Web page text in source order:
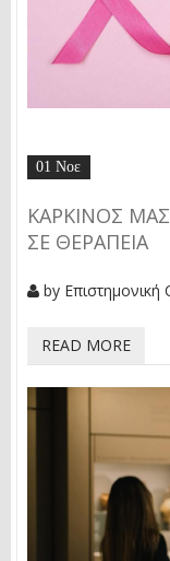
01 Νοε
ΚΑΡΚΙΝΟΣ
ΣΕ ΘΕΡΑΠΕΙΑ
by Επιστημονική
READ MORE